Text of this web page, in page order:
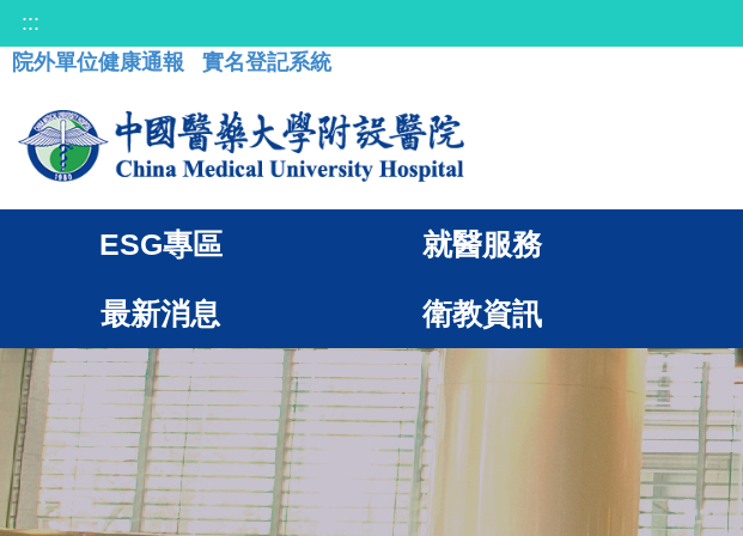
:::
院外單位健康通報
實名登記系統
ESG專區 就醫服務
最新消息 衛教資訊